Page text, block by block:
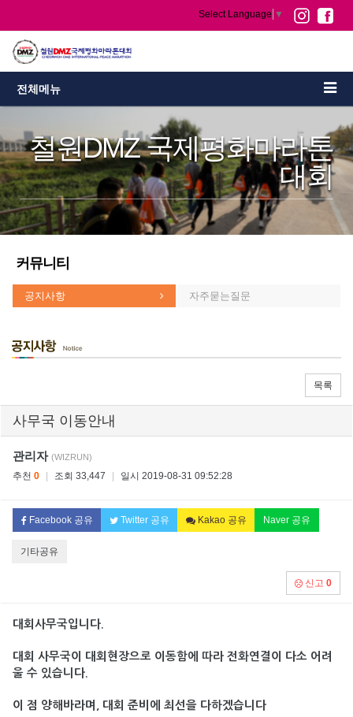
Select Language ▼
전체메뉴
철원DMZ 국제평화마라톤
대회
커뮤니티
공지사항 자주묻는질문
목록
사무국 이동안내
관리자 (WIZRUN)
추천 0 조회 33,447 일시 2019-08-31 09:52:28
Facebook 공유 Twitter 공유 Kakao 공유 Naver 공유
기타공유
신고 0
대회사무국입니다.
대회 사무국이 대회현장으로 이동함에 따라 전화연결이 다소 어려
울 수 있습니다.
이 점 양해바라며, 대회 준비에 최선을 다하겠습니다